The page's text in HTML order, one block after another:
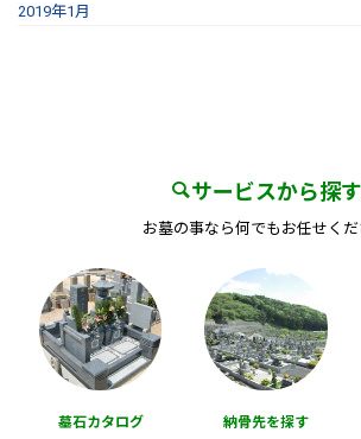
2019年1月
サービスから探す
お墓の事なら何でもお任せくだ
墓石カタログ 納骨先を探す